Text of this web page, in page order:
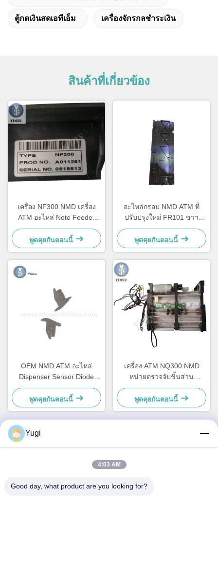
ตู้กดเงินสดเอทีเอ็ม เครื่องจักรกลชําระเงิน
สินค้าที่เกี่ยวข้อง
เครื่อง NF300 NMD เครื่อง
ATM อะไหล่ Note Feeder
A011261
พูดคุยกันตอนนี้
อะไหล่กรอบ NMD ATM ที่
ปรับปรุงใหม่ FR101 ขวา
Glory Delarue Talaris
A006322
พูดคุยกันตอนนี้
OEM NMD ATM อะไหล่
Dispenser Sensor Diode
Holder A001486
พูดคุยกันตอนนี้
เครื่อง ATM NQ300 NMD
หน่วยตรวจจับชิ้นส่วน
A011263 สําหรับอุปกรณ์
ธนาคาร
พูดคุยกันตอนนี้
ห้อง 502 อาคาร 5 สวนอสังหาริมทรัพย์ Qide เลข 2-1 ถนน
Yugi
4:03 AM
Good day, what product are you looking for?